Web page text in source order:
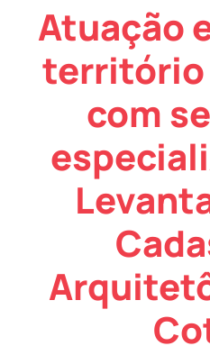
Atuação
território
com